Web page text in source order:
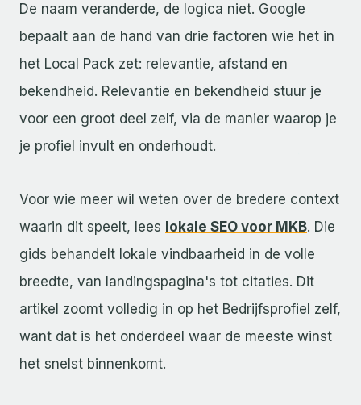
De naam veranderde, de logica niet. Google
bepaalt aan de hand van drie factoren wie het in
het Local Pack zet: relevantie, afstand en
bekendheid. Relevantie en bekendheid stuur je
voor een groot deel zelf, via de manier waarop je
je profiel invult en onderhoudt.
Voor wie meer wil weten over de bredere context
waarin dit speelt, lees lokale SEO voor MKB. Die
gids behandelt lokale vindbaarheid in de volle
breedte, van landingspagina's tot citaties. Dit
artikel zoomt volledig in op het Bedrijfsprofiel zelf,
want dat is het onderdeel waar de meeste winst
het snelst binnenkomt.